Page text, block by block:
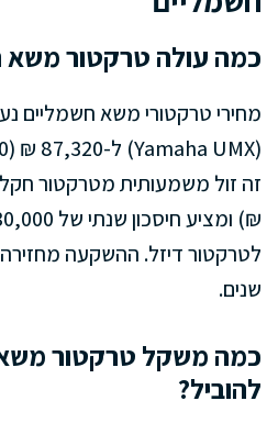
כמה עולה טרקטור משא
שנים.
כמה משקל טרקטור משא
להוביל?